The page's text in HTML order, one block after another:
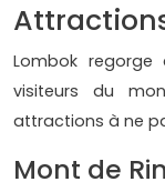
Lombok
visiteurs du
attractions à ne
Mont de